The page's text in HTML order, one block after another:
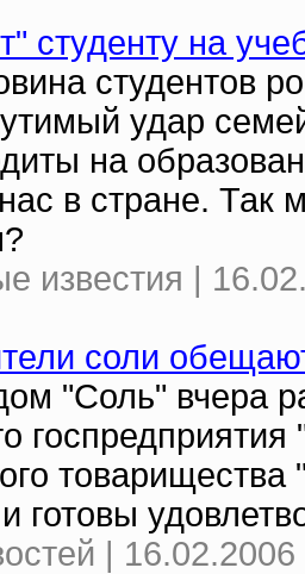
студенту на
студентов
удар
на
в стране. Так
известия |
соли
"Соль" вчера
готовы
| 16.02.2006